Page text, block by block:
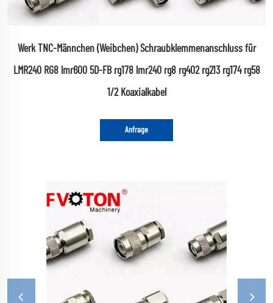
Werk TNC-Männchen (Weibchen) Schraubklemmenanschluss für
LMR240 RG8 lmr600 5D-FB rg178 lmr240 rg8 rg402 rg213 rg174 rg58
1/2 Koaxialkabel
Anfrage